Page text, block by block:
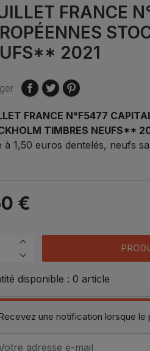
FRANCE
2021
FRANCE N°F5477
TIMBRES NEUFS**
à 1,50 euros dentelés, neufs
€
disponible : 0 article
une notification lorsque